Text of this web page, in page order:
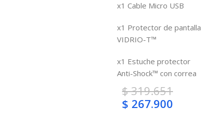
x1 Cable Micro USB
x1 Protector de pantalla
VIDRIO-T™
x1 Estuche protector
Anti-Shock™ con correa
$319.651
$ 267.900